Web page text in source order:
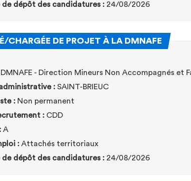
de dépôt des candidatures : 24/08/2026
CHARGÉE DE PROJET À LA DMNAFE
DMNAFE - Direction Mineurs Non Accompagnés et
: SAINT-BRIEUC
: Non permanent
: CDD
A
: Attachés territoriaux
de dépôt des candidatures : 24/08/2026